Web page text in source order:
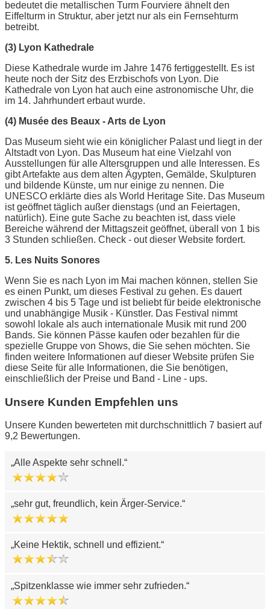
bedeutet die metallischen Turm Fourviere ähnelt den
Eiffelturm in Struktur, aber jetzt nur als ein Fernsehturm
betreibt.
(3) Lyon Kathedrale
Diese Kathedrale wurde im Jahre 1476 fertiggestellt. Es ist
heute noch der Sitz des Erzbischofs von Lyon. Die
Kathedrale von Lyon hat auch eine astronomische Uhr, die
im 14. Jahrhundert erbaut wurde.
(4) Musée des Beaux - Arts de Lyon
Das Museum sieht wie ein königlicher Palast und liegt in der
Altstadt von Lyon. Das Museum hat eine Vielzahl von
Ausstellungen für alle Altersgruppen und alle Interessen. Es
gibt Artefakte aus dem alten Ägypten, Gemälde, Skulpturen
und bildende Künste, um nur einige zu nennen. Die
UNESCO erklärte dies als World Heritage Site. Das Museum
ist geöffnet täglich außer dienstags (und an Feiertagen,
natürlich). Eine gute Sache zu beachten ist, dass viele
Bereiche während der Mittagszeit geöffnet, überall von 1 bis
3 Stunden schließen. Check - out dieser Website fordert.
5. Les Nuits Sonores
Wenn Sie es nach Lyon im Mai machen können, stellen Sie
es einen Punkt, um dieses Festival zu gehen. Es dauert
zwischen 4 bis 5 Tage und ist beliebt für beide elektronische
und unabhängige Musik - Künstler. Das Festival nimmt
sowohl lokale als auch internationale Musik mit rund 200
Bands. Sie können Pässe kaufen oder bezahlen für die
spezielle Gruppe von Shows, die Sie sehen möchten. Sie
finden weitere Informationen auf dieser Website prüfen Sie
diese Seite für alle Informationen, die Sie benötigen,
einschließlich der Preise und Band - Line - ups.
Unsere Kunden Empfehlen uns
Unsere Kunden bewerteten mit durchschnittlich 7 basiert auf
9,2 Bewertungen.
Alle Aspekte sehr schnell.
sehr gut, freundlich, kein Ärger-Service.
Keine Hektik, schnell und effizient.
Spitzenklasse wie immer sehr zufrieden.